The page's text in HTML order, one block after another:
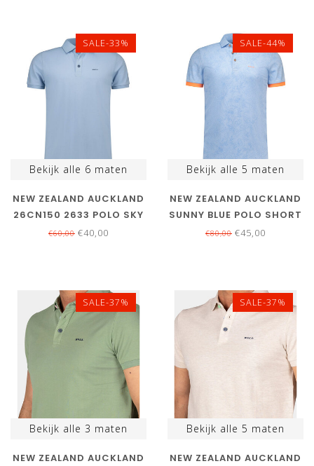
SALE-33%
Bekijk alle 6 maten
NEW ZEALAND AUCKLAND
26CN150 2633 POLO SKY
BLUE LICHTBLAUW
€60,00 €40,00
SALE-44%
Bekijk alle 5 maten
NEW ZEALAND AUCKLAND
SUNNY BLUE POLO SHORT
SLEEVE LICHTBLAUW
€80,00 €45,00
SALE-37%
Bekijk alle 3 maten
NEW ZEALAND AUCKLAND
SALE-37%
Bekijk alle 5 maten
NEW ZEALAND AUCKLAND